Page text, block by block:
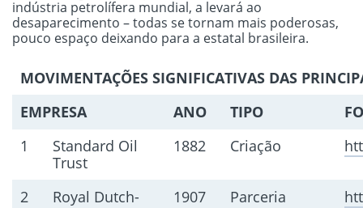
indústria petrolífera mundial, a levará ao
desaparecimento – todas se tornam mais poderosas,
pouco espaço deixando para a estatal brasileira.
MOVIMENTAÇÕES SIGNIFICATIVAS DAS
EMPRESA
ANO TIPO
1
Standard Oil
Trust
1882 Criação
2
Royal Dutch-
1907 Parceria